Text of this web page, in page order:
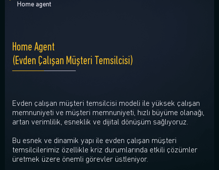
Home agent
Home Agent
(Evden Çalışan Müşteri Temsilcisi)
Evden çalışan müşteri temsilcisi modeli ile yüksek çalışan
memnuniyeti ve müşteri memnuniyeti, hızlı büyüme olanağı,
artan verimlilik, esneklik ve dijital dönüşüm sağlıyoruz.
Bu esnek ve dinamik yapı ile evden çalışan müşteri
temsilcilerimiz özellikle kriz durumlarında etkili çözümler
üretmek üzere önemli görevler üstleniyor.